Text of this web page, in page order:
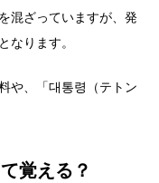
混ざっていますが、発
なります。
や、「대통령（テトン
覚える？